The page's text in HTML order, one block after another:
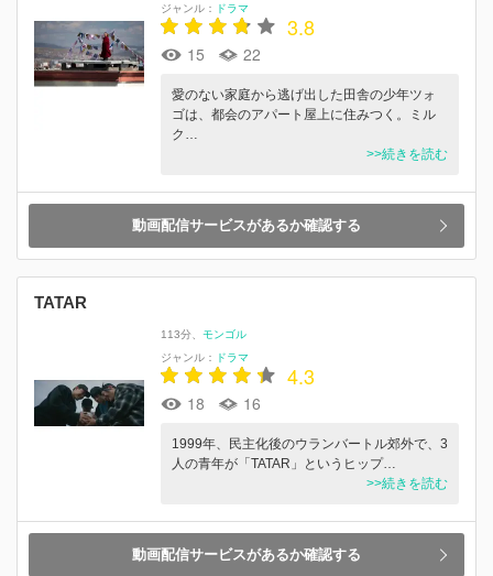
ジャンル：
ドラマ
3.8
15 22
愛のない家庭から逃げ出した田舎の少年ツォ
ゴは、都会のアパート屋上に住みつく。ミル
ク…
>>続きを読む
動画配信サービスがあるか確認する
TATAR
113分
モンゴル
ジャンル：
ドラマ
4.3
18 16
1999年、民主化後のウランバートル郊外で、3
人の青年が「TATAR」というヒップ…
>>続きを読む
動画配信サービスがあるか確認する